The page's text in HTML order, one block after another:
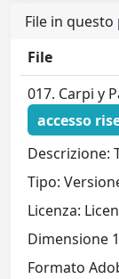
File in
File
017. Carpi y
accesso
Descrizione:
Tipo:
Licenza:
Dimensione
Formato